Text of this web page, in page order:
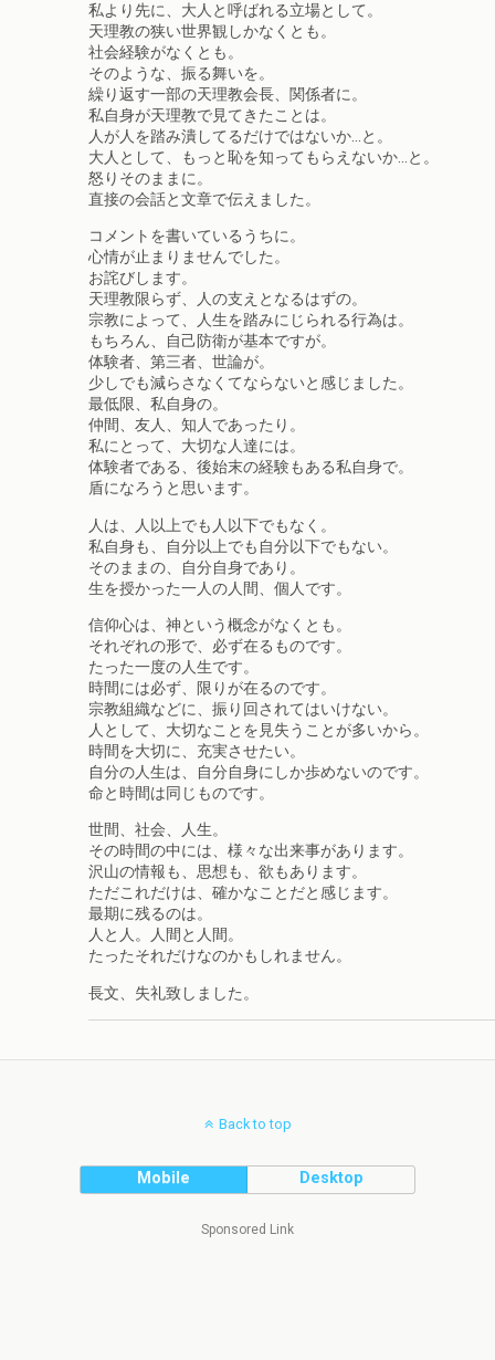
私より先に、大人と呼ばれる立場として。
天理教の狭い世界観しかなくとも。
社会経験がなくとも。
そのような、振る舞いを。
繰り返す一部の天理教会長、関係者に。
私自身が天理教で見てきたことは。
人が人を踏み潰してるだけではないか…と。
大人として、もっと恥を知ってもらえないか…と。
怒りそのままに。
直接の会話と文章で伝えました。
コメントを書いているうちに。
心情が止まりませんでした。
お詫びします。
天理教限らず、人の支えとなるはずの。
宗教によって、人生を踏みにじられる行為は。
もちろん、自己防衛が基本ですが。
体験者、第三者、世論が。
少しでも減らさなくてならないと感じました。
最低限、私自身の。
仲間、友人、知人であったり。
私にとって、大切な人達には。
体験者である、後始末の経験もある私自身で。
盾になろうと思います。
人は、人以上でも人以下でもなく。
私自身も、自分以上でも自分以下でもない。
そのままの、自分自身であり。
生を授かった一人の人間、個人です。
信仰心は、神という概念がなくとも。
それぞれの形で、必ず在るものです。
たった一度の人生です。
時間には必ず、限りが在るのです。
宗教組織などに、振り回されてはいけない。
人として、大切なことを見失うことが多いから。
時間を大切に、充実させたい。
自分の人生は、自分自身にしか歩めないのです。
命と時間は同じものです。
世間、社会、人生。
その時間の中には、様々な出来事があります。
沢山の情報も、思想も、欲もあります。
ただこれだけは、確かなことだと感じます。
最期に残るのは。
人と人。人間と人間。
たったそれだけなのかもしれません。
長文、失礼致しました。
Back to top
Mobile Desktop
Sponsored Link